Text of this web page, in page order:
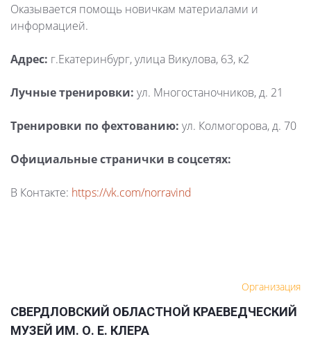
Оказывается помощь новичкам материалами и
информацией.
Адрес: г.Екатеринбург, улица Викулова, 63, к2
Лучные тренировки: ул. Многостаночников, д. 21
Тренировки по фехтованию: ул. Колмогорова, д. 70
Официальные странички в соцсетях:
В Контакте: https://vk.com/norravind
Организация
СВЕРДЛОВСКИЙ ОБЛАСТНОЙ КРАЕВЕДЧЕСКИЙ
МУЗЕЙ ИМ. О. Е. КЛЕРА